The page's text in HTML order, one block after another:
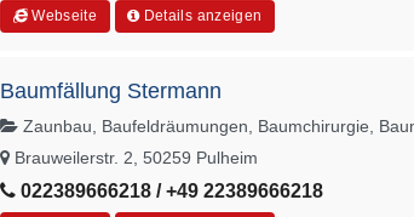
Webseite Details anzeigen
Baumfällung Stermann
Zaunbau, Baufeldräumungen, Baumchirurgie,
Brauweilerstr. 2, 50259 Pulheim
022389666218 / +49 22389666218